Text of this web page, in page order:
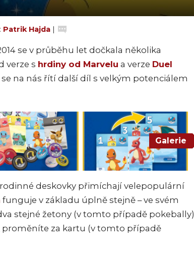
Patrik Hajda |
se v průběhu let dočkala několika
verze s hrdiny od Marvelu a verze Duel
na nás řítí další díl s velkým potenciálem
Galerie
deskovky přimíchají velepopulární
funguje v základu úplně stejně – ve svém
stejné žetony (v tomto případě pokebally)
proměníte za kartu (v tomto případě